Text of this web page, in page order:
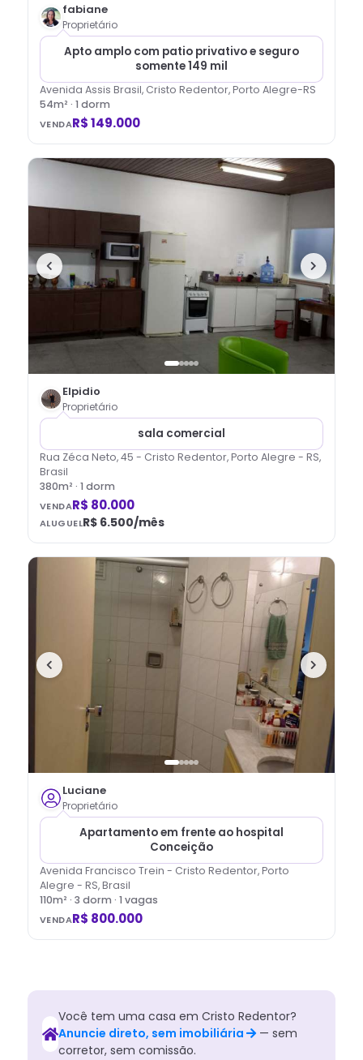
fabiane
Proprietário
Apto amplo com patio privativo e seguro
somente 149 mil
Avenida Assis Brasil, Cristo Redentor, Porto Alegre-RS
54m² · 1 dorm
VENDAR$ 149.000
Elpidio
Proprietário
sala comercial
Rua Zéca Neto, 45 - Cristo Redentor, Porto Alegre - RS,
Brasil
380m² · 1 dorm
VENDAR$ 80.000
ALUGUELR$ 6.500/mês
Luciane
Proprietário
Apartamento em frente ao hospital
Conceição
Avenida Francisco Trein - Cristo Redentor, Porto
Alegre - RS, Brasil
110m² · 3 dorm · 1 vagas
VENDAR$ 800.000
Você tem uma casa em Cristo Redentor?
Anuncie direto, sem imobiliária
— sem
corretor, sem comissão.